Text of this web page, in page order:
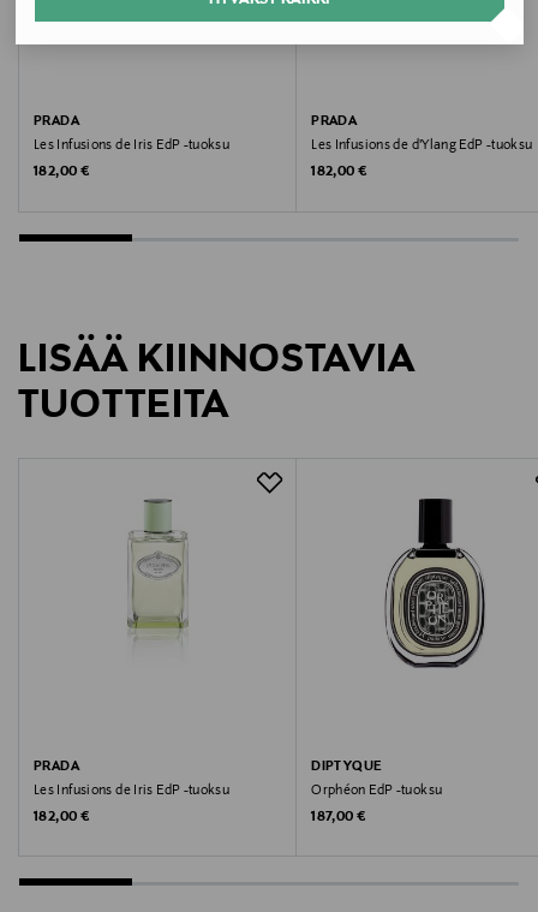
Koko
100 ml
Valmistusmaa
Valmistajan tuotenumero
Valmistajan osoite
Via Fogazzaro 28, 20135 Milan, Italy
Digitaalinen osoite
hajuvesi
PRADA
Les Infusions de Iris EdP -tuoksu
Original Price
182,00 €
PRADA
Les Infusions de d'Ylang EdP -tuoksu
Original Price
182,00 €
LISÄÄ KIINNOSTAVIA
TUOTTEITA
PRADA
Les Infusions de Iris EdP -tuoksu
Original Price
182,00 €
DIPTYQUE
Orphéon EdP -tuoksu
Original Price
187,00 €